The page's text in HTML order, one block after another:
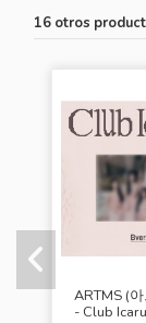
16 otros
ARTMS (
- Club